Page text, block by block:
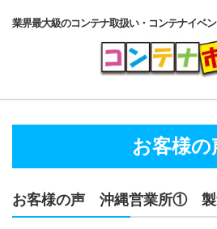
業界最大級のコンテナ取扱い・コンテナイベ
コンテナ・サービス
お客様の
お客様の声 沖縄営業所① 製